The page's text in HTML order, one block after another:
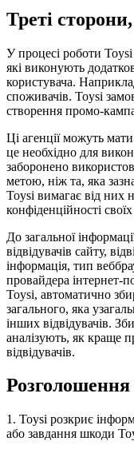
Треті
У процесі роботи Toysi
які виконують
користувача.
споживачів. Toysi
створення промо-
Ці агенції можуть
це необхідно для
заборонено
метою, ніж та, яка
Toysi вимагає від них
конфіденційності
До загальної
відвідувачів сайту,
інформація, тип
провайдера інтернет-
Toysi, автоматично
загального, яка
інших відвідувачів.
аналізують, як краще
відвідувачів.
1. Toysi розкриє
або завдання шкоди